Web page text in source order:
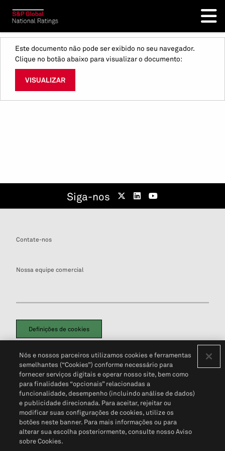
Este documento não pode ser exibido no seu navegador.
Clique no botão abaixo para visualizar o documento:
VISUALIZAR
Siga-nos
Contate-nos
Nossa equipe comercial
Definições de cookies
Política de PrivacidadePortal de privacidade do cliente (em inglês)
Não Venda Minhas Informações Pessoais© 2026 S&P Global
Nós e nossos parceiros utilizamos cookies e ferramentas
semelhantes (“Cookies”) conforme necessário para
fornecer serviços digitais e operar nosso site, bem como
para finalidades “opcionais” relacionadas a
funcionalidade, desempenho (incluindo análise de dados)
e publicidade direcionada. Para aceitar, rejeitar ou
modificar suas configurações de cookies, utilize os
botões neste banner. Para mais informações ou para
alterar sua escolha posteriormente, consulte nosso Aviso
sobre Cookies.